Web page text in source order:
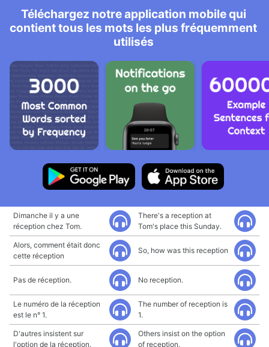
Téléchargez notre application mobile qui
contient tous les mots les plus fréquemment
utilisés
Dimanche il y a une
réception chez Tom.
There's a reception at
Tom's place this Sunday.
Alors, comment était donc
cette réception
So, how was this reception
Pas de réception. No reception.
Le numéro de la réception
est le n° 1.
The number of reception is
1.
D'autres insistent sur
l'option de la réception.
Others insist on the option
of reception.